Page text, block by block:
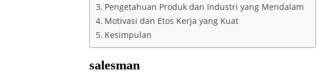
Pengetahuan Produk dan Industri yang Mendalam
Motivasi dan Etos Kerja yang Kuat
Kesimpulan
salesman